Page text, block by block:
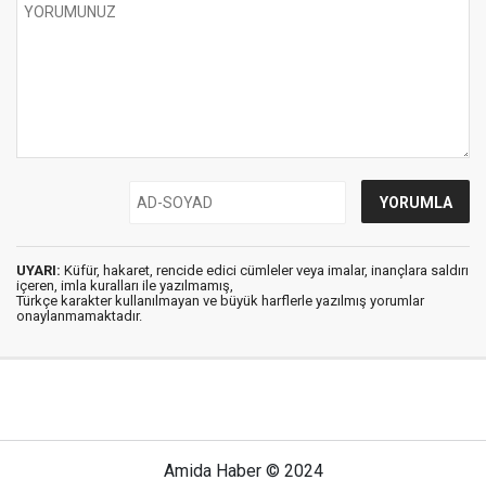
UYARI: Küfür, hakaret, rencide edici cümleler veya imalar, inançlara saldırı
içeren, imla kuralları ile yazılmamış,
Türkçe karakter kullanılmayan ve büyük harflerle yazılmış yorumlar
onaylanmamaktadır.
Amida Haber © 2024